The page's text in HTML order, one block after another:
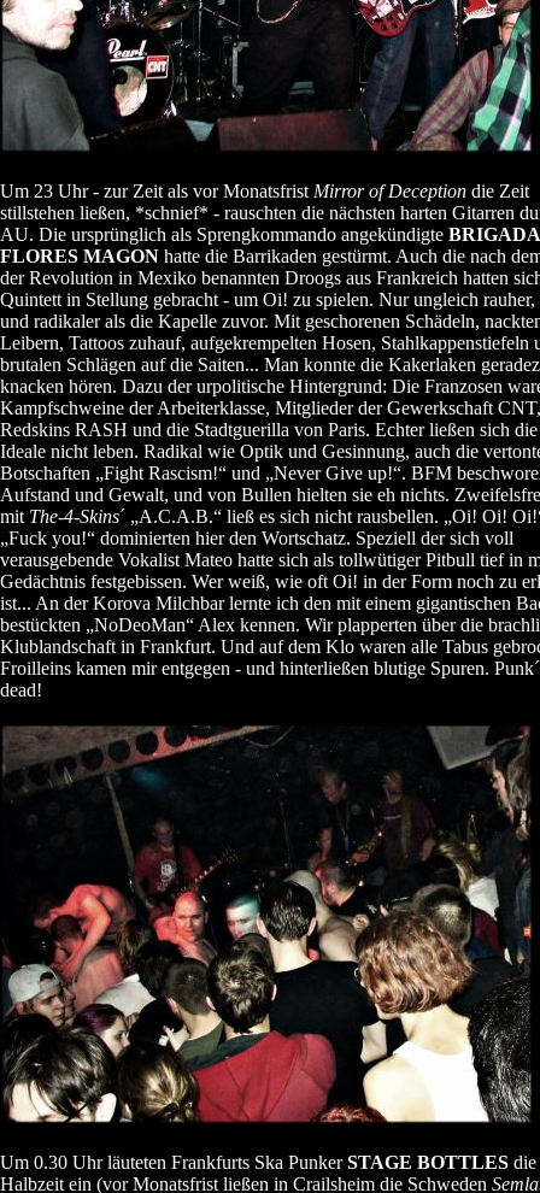
Um 23 Uhr - zur Zeit als vor Monatsfrist Mirror of Deception die Zeit
stillstehen ließen, *schnief* - rauschten die nächsten harten Gitarren
AU. Die ursprünglich als Sprengkommando angekündigte BRIGADA
FLORES MAGON hatte die Barrikaden gestürmt. Auch die nach
der Revolution in Mexiko benannten Droogs aus Frankreich hatten
Quintett in Stellung gebracht - um Oi! zu spielen. Nur ungleich
und radikaler als die Kapelle zuvor. Mit geschorenen Schädeln,
Leibern, Tattoos zuhauf, aufgekrempelten Hosen, Stahlkappenstiefeln
brutalen Schlägen auf die Saiten... Man konnte die Kakerlaken
knacken hören. Dazu der urpolitische Hintergrund: Die Franzosen
Kampfschweine der Arbeiterklasse, Mitglieder der Gewerkschaft
Redskins RASH und die Stadtguerilla von Paris. Echter ließen sich
Ideale nicht leben. Radikal wie Optik und Gesinnung, auch die
Botschaften „Fight Rascism!“ und „Never Give up!“. BFM
Aufstand und Gewalt, und von Bullen hielten sie eh nichts.
mit The-4-Skins´ „A.C.A.B.“ ließ es sich nicht rausbellen. „Oi! Oi!
„Fuck you!“ dominierten hier den Wortschatz. Speziell der sich voll
verausgebende Vokalist Mateo hatte sich als tollwütiger Pitbull tief in
Gedächtnis festgebissen. Wer weiß, wie oft Oi! in der Form noch zu
ist... An der Korova Milchbar lernte ich den mit einem gigantischen
bestückten „NoDeoMan“ Alex kennen. Wir plapperten über die
Klublandschaft in Frankfurt. Und auf dem Klo waren alle Tabus
Froilleins kamen mir entgegen - und hinterließen blutige Spuren.
dead!
Um 0.30 Uhr läuteten Frankfurts Ska PunkerSTAGE BOTTLES
Halbzeit ein (vor Monatsfrist ließen in Crailsheim die Schweden